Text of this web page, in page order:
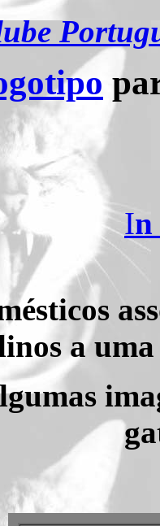
In
a